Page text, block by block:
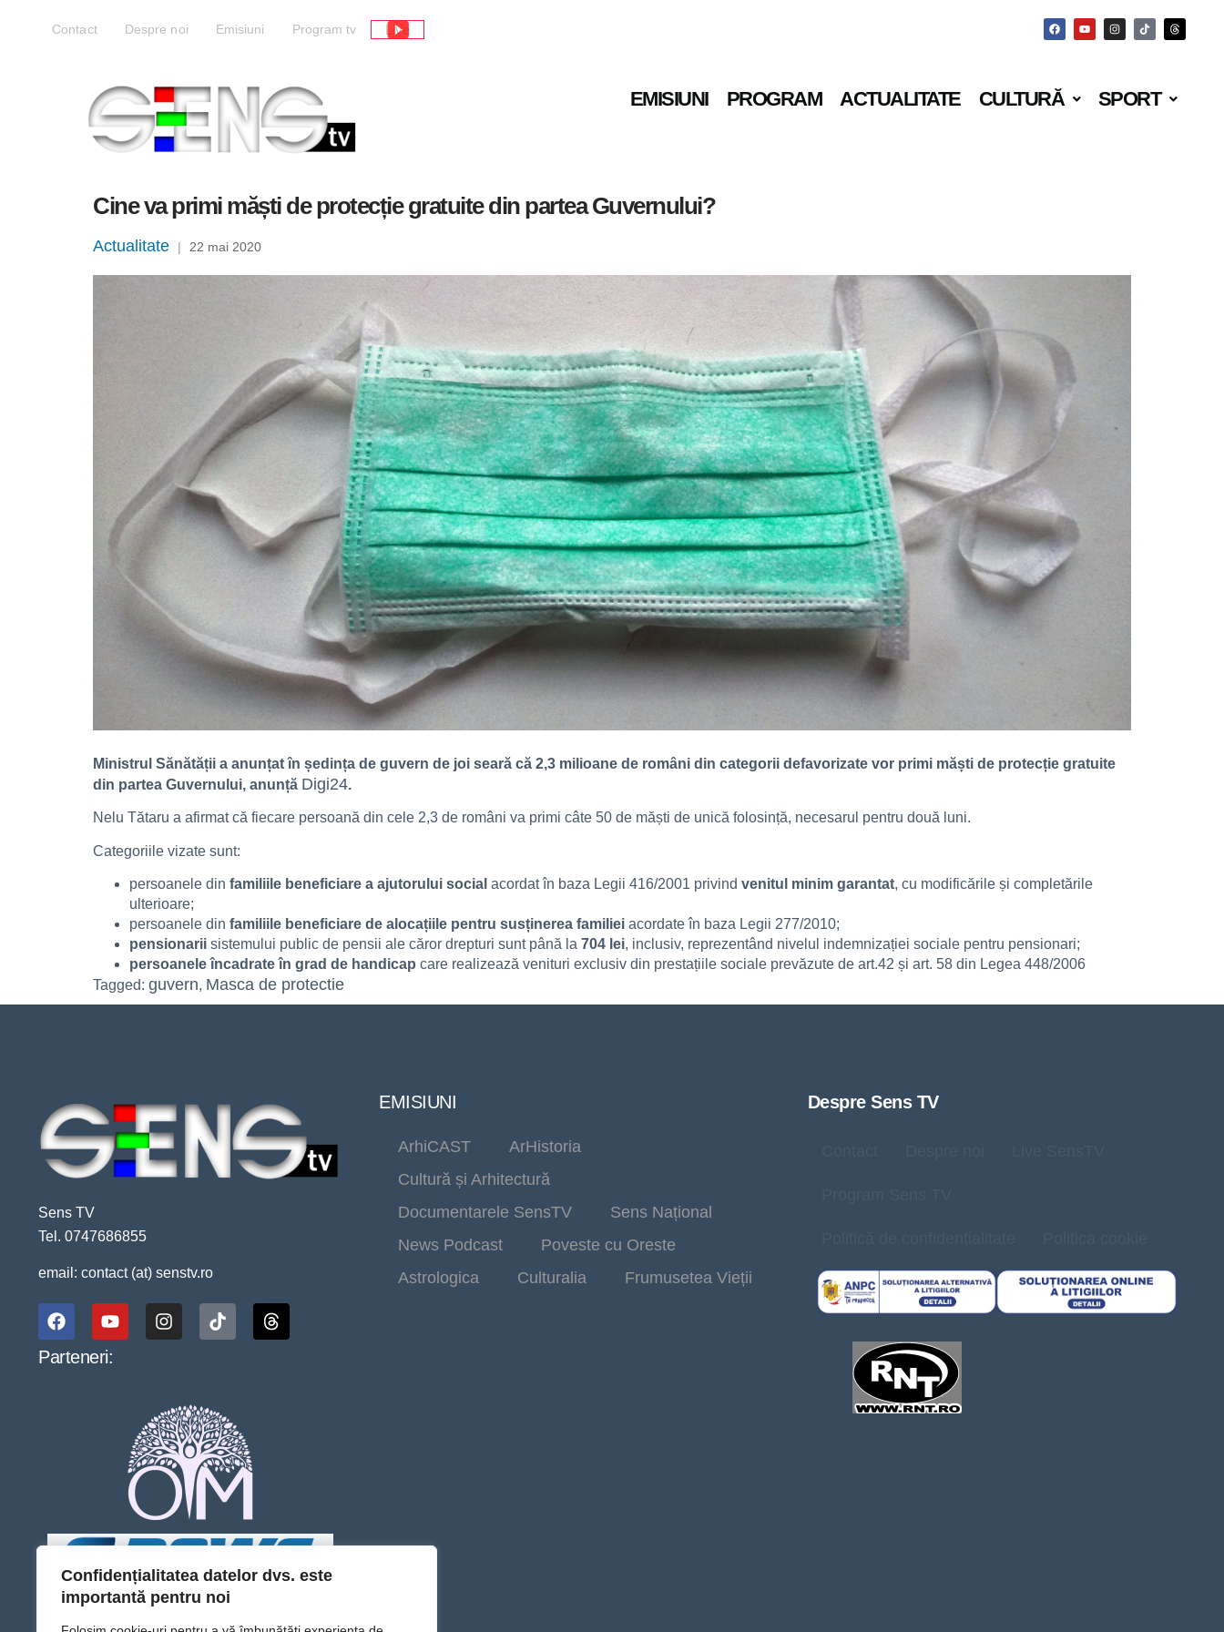
Confidențialitatea datelor dvs. este
importantă pentru noi
Contact Despre noi Emisiuni Program tv Live
EMISIUNI PROGRAM ACTUALITATE CULTURĂ SPORT
Cine va primi măști de protecție gratuite din partea Guvernului?
Actualitate | 22 mai 2020
Ministrul Sănătății a anunțat în ședința de guvern de joi seară că 2,3 milioane de români din categorii defavorizate vor primi măști de protecție gratuite
din partea Guvernului, anunță Digi24.
Nelu Tătaru a afirmat că fiecare persoană din cele 2,3 de români va primi câte 50 de măști de unică folosință, necesarul pentru două luni.
Categoriile vizate sunt:
persoanele din familiile beneficiare a ajutorului social acordat în baza Legii 416/2001 privind venitul minim garantat, cu modificările și completările
ulterioare;
persoanele din familiile beneficiare de alocațiile pentru susținerea familiei acordate în baza Legii 277/2010;
pensionarii sistemului public de pensii ale căror drepturi sunt până la 704 lei, inclusiv, reprezentând nivelul indemnizației sociale pentru pensionari;
persoanele încadrate în grad de handicap care realizează venituri exclusiv din prestațiile sociale prevăzute de art.42 și art. 58 din Legea 448/2006
Tagged: guvern, Masca de protectie
Sens TV
Tel. 0747686855
email: contact (at) senstv.ro
Parteneri:
EMISIUNI
ArhiCAST
ArHistoria
Cultură și Arhitectură
Documentarele SensTV
Sens Național
News Podcast
Poveste cu Oreste
Astrologica
Culturalia Frumusetea Vieții
Despre Sens TV